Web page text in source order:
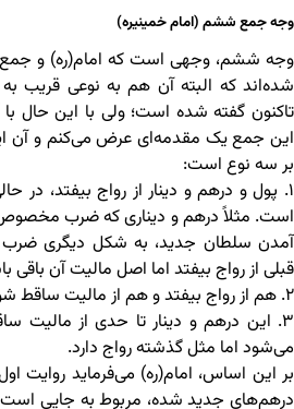
وجه جمع ششم (امام خمینیره)
وجه ششم، وجهی است که امام(ره) و جمع
شده‌اند که البته آن هم به نوعی قریب
تاکنون گفته شده است؛ ولی با این حال با
این جمع یک مقدمه‌ای عرض می‌کنم و آن
بر سه نوع است:
۱. پول و درهم و دینار از رواج بیفتد، در
است. مثلاً درهم و دیناری که ضرب مخصوص
آمدن سلطان جدید، به شکل دیگری ضرب
قبلی از رواج بیفتد اما اصل مالیت آن باقی
۲. هم از رواج بیفتد و هم از مالیت ساقط شود.
۳. این درهم و دینار تا حدی از مالیت
می‌شود اما مثل گذشته رواج دارد.
بر این اساس، امام(ره) می‌فرماید روایت
درهم‌های جدید شده، مربوط به جایی است